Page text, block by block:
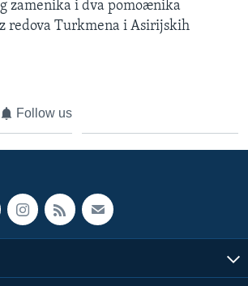
zamenika i dva pomoænika
redova Turkmena i Asirijskih
Follow us